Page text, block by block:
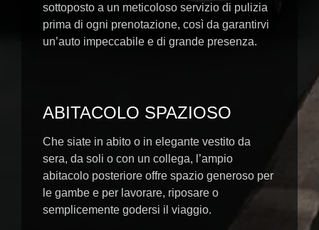
sottoposto a un meticoloso servizio di pulizia
prima di ogni prenotazione, così da garantirvi
un’auto impeccabile e di grande presenza.
ABITACOLO SPAZIOSO
Che siate in abito o in elegante vestito da
sera, da soli o con un collega, l’ampio
abitacolo posteriore offre spazio generoso per
le gambe e per lavorare, riposare o
semplicemente godersi il viaggio.